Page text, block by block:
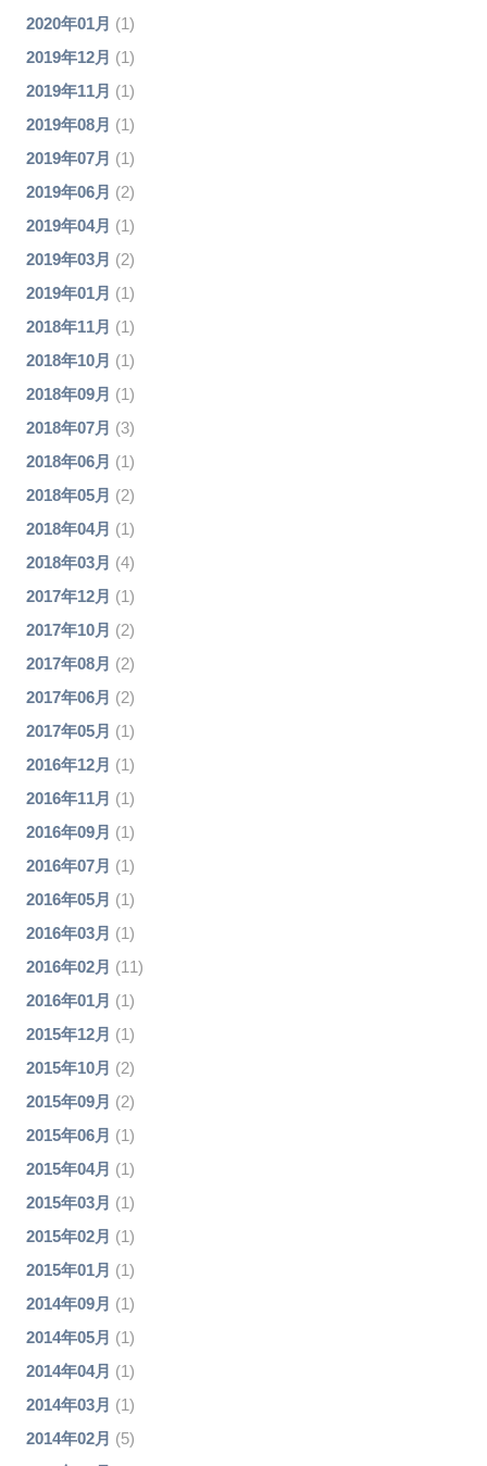
2020年01月 (1)
2019年12月 (1)
2019年11月 (1)
2019年08月 (1)
2019年07月 (1)
2019年06月 (2)
2019年04月 (1)
2019年03月 (2)
2019年01月 (1)
2018年11月 (1)
2018年10月 (1)
2018年09月 (1)
2018年07月 (3)
2018年06月 (1)
2018年05月 (2)
2018年04月 (1)
2018年03月 (4)
2017年12月 (1)
2017年10月 (2)
2017年08月 (2)
2017年06月 (2)
2017年05月 (1)
2016年12月 (1)
2016年11月 (1)
2016年09月 (1)
2016年07月 (1)
2016年05月 (1)
2016年03月 (1)
2016年02月 (11)
2016年01月 (1)
2015年12月 (1)
2015年10月 (2)
2015年09月 (2)
2015年06月 (1)
2015年04月 (1)
2015年03月 (1)
2015年02月 (1)
2015年01月 (1)
2014年09月 (1)
2014年05月 (1)
2014年04月 (1)
2014年03月 (1)
2014年02月 (5)